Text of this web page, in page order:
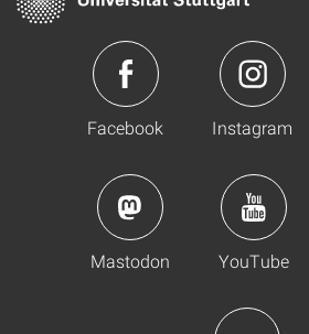
Facebook Instagram
Mastodon YouTube